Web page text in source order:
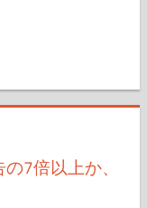
7倍以上か、